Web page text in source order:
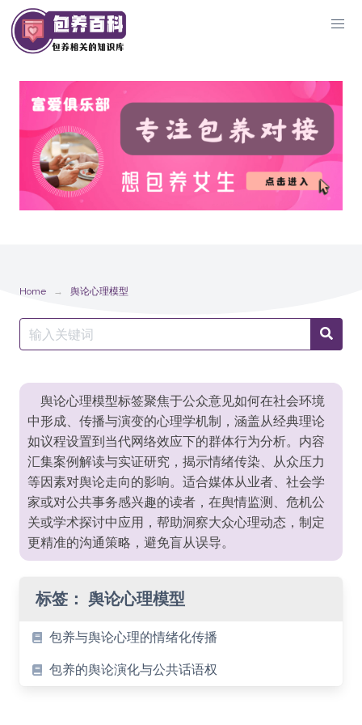
Skip
to
content
Home 舆论心理模型
Search
for:
舆论心理模型标签聚焦于公众意见如何在社会环境
中形成、传播与演变的心理学机制，涵盖从经典理论
如议程设置到当代网络效应下的群体行为分析。内容
汇集案例解读与实证研究，揭示情绪传染、从众压力
等因素对舆论走向的影响。适合媒体从业者、社会学
家或对公共事务感兴趣的读者，在舆情监测、危机公
关或学术探讨中应用，帮助洞察大众心理动态，制定
更精准的沟通策略，避免盲从误导。
标签： 舆论心理模型
包养与舆论心理的情绪化传播
包养的舆论演化与公共话语权